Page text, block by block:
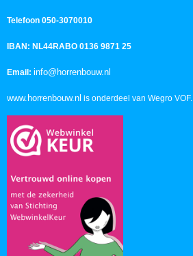
Telefoon 050-3070010
IBAN: NL44RABO 0136 9871 25
Email: info@horrenbouw.nl
www.horrenbouw.nl is onderdeel van Wegro VOF.